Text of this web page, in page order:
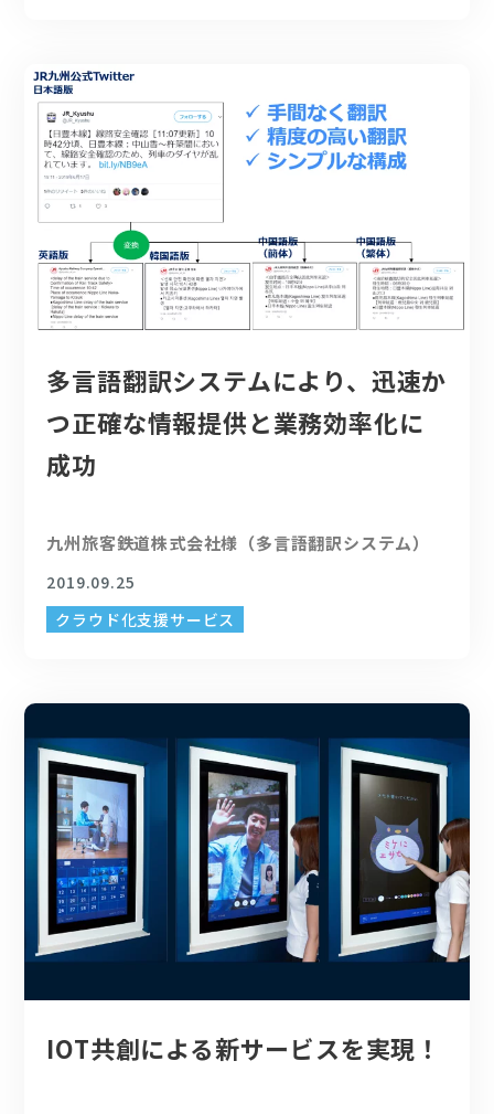
多言語翻訳システムにより、迅速か
つ正確な情報提供と業務効率化に
成功
九州旅客鉄道株式会社様（多言語翻訳システム）
2019.09.25
クラウド化支援サービス
IOT共創による新サービスを実現！